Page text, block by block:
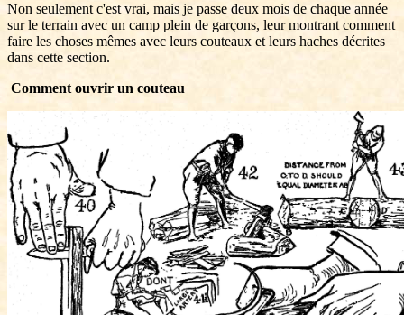
Non seulement c'est vrai, mais je passe deux mois de chaque année
sur le terrain avec un camp plein de garçons, leur montrant comment
faire les choses mêmes avec leurs couteaux et leurs haches décrites
dans cette section.
Comment ouvrir un couteau